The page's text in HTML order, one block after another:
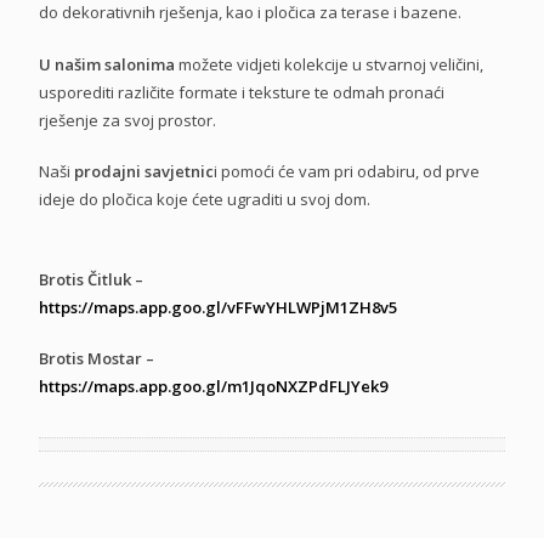
do dekorativnih rješenja, kao i pločica za terase i bazene.
U našim salonima možete vidjeti kolekcije u stvarnoj veličini,
usporediti različite formate i teksture te odmah pronaći
rješenje za svoj prostor.
Naši prodajni savjetnici pomoći će vam pri odabiru, od prve
ideje do pločica koje ćete ugraditi u svoj dom.
Brotis Čitluk –
https://maps.app.goo.gl/vFFwYHLWPjM1ZH8v5
Brotis Mostar –
https://maps.app.goo.gl/m1JqoNXZPdFLJYek9